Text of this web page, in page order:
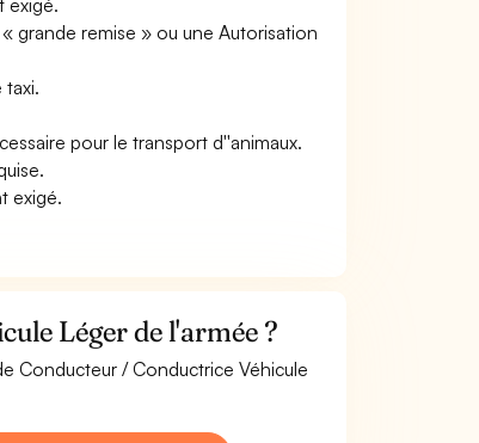
exigé.
grande remise » ou une Autorisation
pour le transport d''animaux.
exigé.
Léger de l'armée ?
Conducteur / Conductrice Véhicule